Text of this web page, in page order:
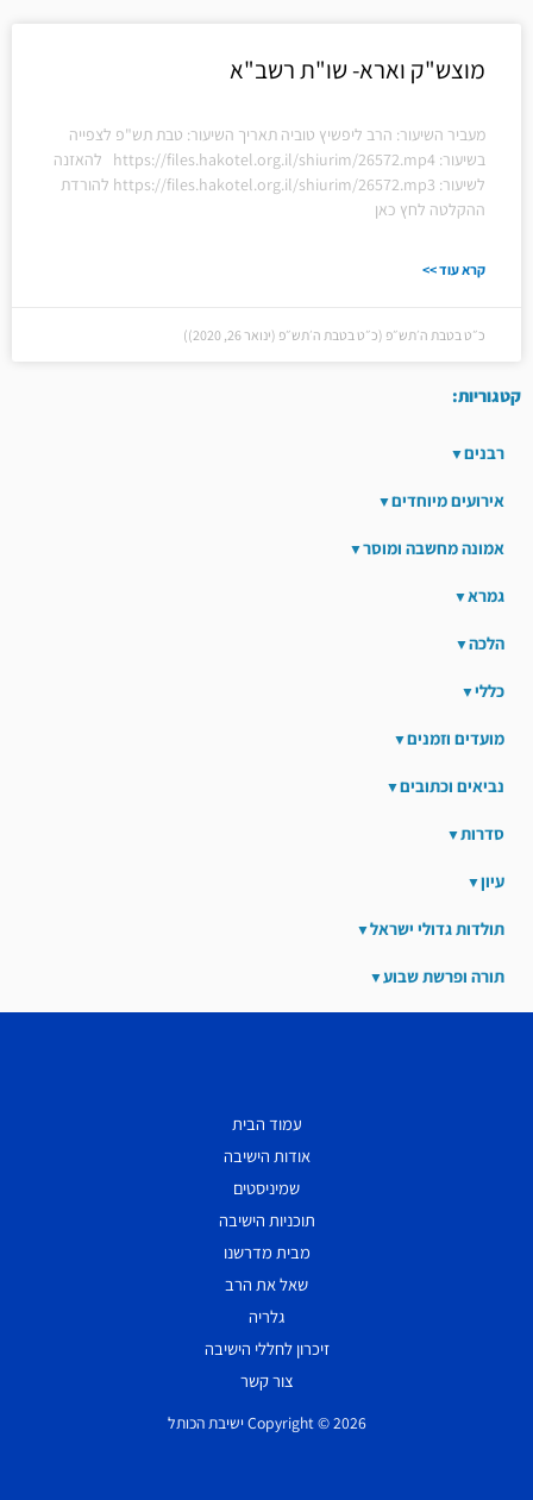
מוצש"ק וארא- שו"ת רשב"א
מעביר השיעור: הרב ליפשיץ טוביה תאריך השיעור: טבת תש"פ לצפייה
בשיעור: https://files.hakotel.org.il/shiurim/26572.mp4 להאזנה
לשיעור: https://files.hakotel.org.il/shiurim/26572.mp3 להורדת
ההקלטה לחץ כאן
קרא עוד >>
כ״ט בטבת ה׳תש״פ (כ״ט בטבת ה׳תש״פ (ינואר 26, 2020))
קטגוריות:
רבנים
אירועים מיוחדים
אמונה מחשבה ומוסר
גמרא
הלכה
כללי
מועדים וזמנים
נביאים וכתובים
סדרות
עיון
תולדות גדולי ישראל
תורה ופרשת שבוע
עמוד הבית
אודות הישיבה
שמיניסטים
תוכניות הישיבה
מבית מדרשנו
שאל את הרב
גלריה
זיכרון לחללי הישיבה
צור קשר
Copyright © 2026 ישיבת הכותל